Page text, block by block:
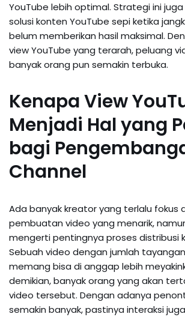
YouTube lebih optimal. Strategi ini
solusi konten YouTube sepi ketika
belum memberikan hasil maksimal.
view YouTube yang terarah, peluang
banyak orang pun semakin terbuka.
Kenapa View
Menjadi Hal yang
bagi
Channel
Ada banyak kreator yang terlalu fokus
pembuatan video yang menarik,
mengerti pentingnya proses distribusi
Sebuah video dengan jumlah
memang bisa di anggap lebih
demikian, banyak orang yang akan
video tersebut. Dengan adanya
semakin banyak, pastinya interaksi